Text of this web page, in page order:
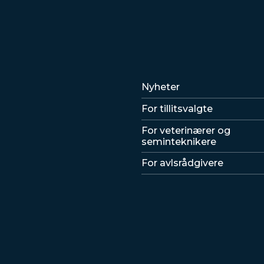
Lenker
Nyheter
For tillitsvalgte
For veterinærer og
seminteknikere
For avlsrådgivere